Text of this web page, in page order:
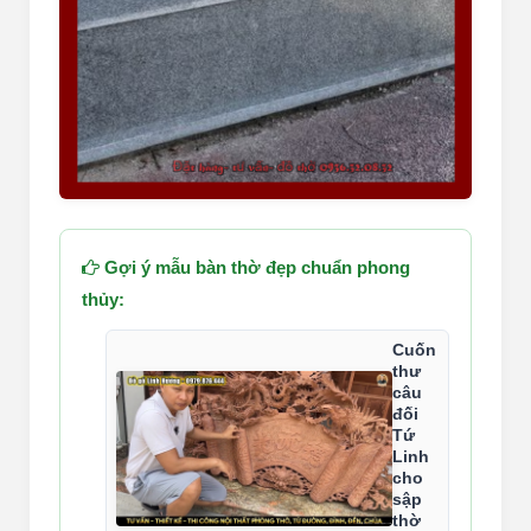
Gợi ý mẫu bàn thờ đẹp chuẩn phong
thủy:
Cuốn
thư
câu
đối
Tứ
Linh
cho
sập
thờ